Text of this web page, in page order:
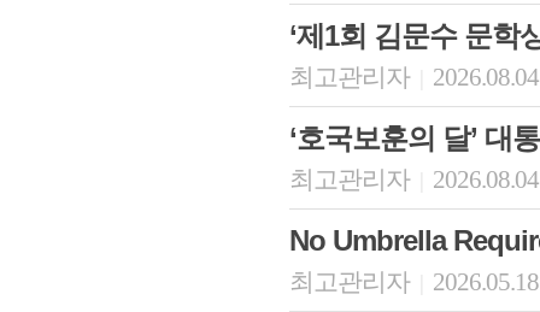
‘제1회 김문수 문학
최고관리자
‘호국보훈의 달’ 대
최고관리자
No Umbrella
최고관리자